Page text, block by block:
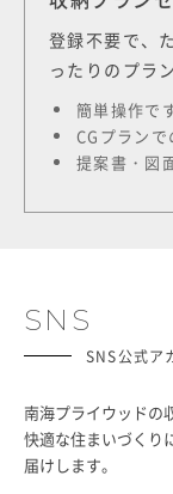
登録不要で、
ったりのプラ
簡単操作で
CGプラン
提案書・図
SNS
SNS公式ア
南海プライウッドの
快適な住まいづくり
届けします。